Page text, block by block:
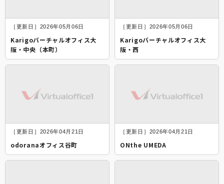
［更新日］2026年05月06日
Karigoバーチャルオフィス大
阪・中央（本町）
［更新日］2026年05月06日
Karigoバーチャルオフィス大
阪・西
［更新日］2026年04月21日
odoranaオフィス谷町
［更新日］2026年04月21日
ONthe UMEDA